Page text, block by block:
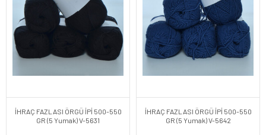
İHRAÇ FAZLASI ÖRGÜ İPİ 500-550
GR (5 Yumak) V-5631
İHRAÇ FAZLASI ÖRGÜ İPİ 500-550
GR (5 Yumak) V-5642